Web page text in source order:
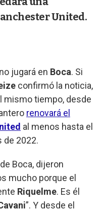
United.
jugará en Boca. Si
confirmó la noticia,
mismo tiempo, desde
renovará el
al menos hasta el
de 2022.
Boca, dijeron
mucho porque el
Riquelme. Es él
”. Y desde el